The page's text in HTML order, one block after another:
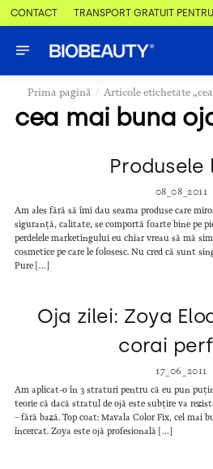
CONTACT TRANSPORT GRATUIT
Prima pagină / Articole etichetate
cea mai buna
Produsele
08_08_2011
Am ales fără să îmi dau seama produse care
siguranță, calitate, se comportă foarte bine pe
perdelele marketingului eu chiar vreau să mă
cosmetice pe care le folosesc. Nu cred că sunt
Pure […]
Oja zilei: Zoya
corai
17_06_2011
Am aplicat-o în 3 straturi pentru că eu pun
teorie că dacă stratul de ojă este subțire va
– fără bază. Top coat: Mavala Color Fix, cel mai
încercat. Zoya este ojă profesională […]